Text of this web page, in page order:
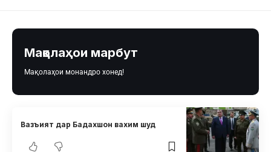
Мақолаҳои марбут
Мақолаҳои монандро хонед!
Вазъият дар Бадахшон вахим шуд